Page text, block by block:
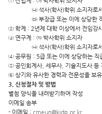
㉯ 석사(학사)학위 소지자로서
㉰ 부장급 또는 이에 상당한 직
② 학계 : 2년제 대학 이상에서 전임강
③ 연구계 : ㉮ 박사학위 소지자
㉯ 석사(학사)학위 소지자로서
④ 공무원 : 5급 또는 이에 상당하는 직
⑤ 공인회계사, 세무사, 기술지도사 등
⑥ 상기와 유사한 경력과 전문성을 보
3. 신청절차 및 방법
별첨 양식을 내려받기하여 작성
이메일 송부
- 이메일 : cmeun@kidp.or.kr